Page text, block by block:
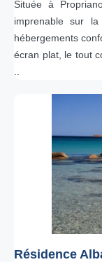
Située à
imprenable sur
hébergements
écran plat, le tout
Résidence